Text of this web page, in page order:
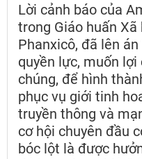
Lời cảnh báo của
trong Giáo huấn
Phanxicô, đã lên
quyền lực, muốn
chúng, để hình
phục vụ giới tinh
truyền thông và
cơ hội chuyên đầu
bóc lột là được